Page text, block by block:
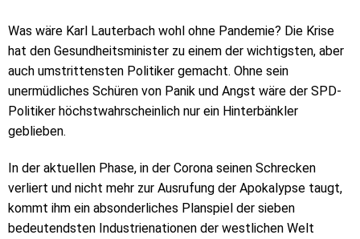
Was wäre Karl Lauterbach wohl ohne Pandemie? Die Krise
hat den Gesundheitsminister zu einem der wichtigsten, aber
auch umstrittensten Politiker gemacht. Ohne sein
unermüdliches Schüren von Panik und Angst wäre der SPD-
Politiker höchstwahrscheinlich nur ein Hinterbänkler
geblieben.
In der aktuellen Phase, in der Corona seinen Schrecken
verliert und nicht mehr zur Ausrufung der Apokalypse taugt,
kommt ihm ein absonderliches Planspiel der sieben
bedeutendsten Industrienationen der westlichen Welt